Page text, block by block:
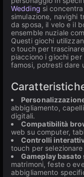
Wedding si
simulazione, navighi
da sposa, il velo e il
ensemble nuziale
Questi giochi
o touch per
piacciono i giochi
famosi, potresti dare
abbigliamento,
digitali.
Compatibilità
web su computer,
Controlli
touch per
Gameplay basato
matrimoni, feste o
abbigliamento